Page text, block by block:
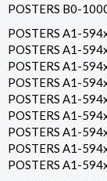
POSTERS B0-
POSTERS A1-
POSTERS A1-
POSTERS A1-
POSTERS A1-
POSTERS A1-
POSTERS A1-
POSTERS A1-
POSTERS A1-
POSTERS A1-